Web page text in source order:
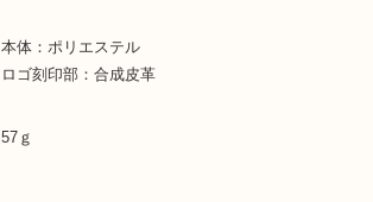
本体：ポリエステル
ロゴ刻印部：合成皮革
57ｇ